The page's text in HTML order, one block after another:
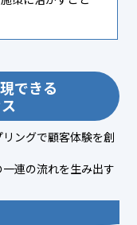
できる
ングで顧客体験を創
連の流れを生み出す